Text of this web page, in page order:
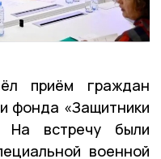
приём граждан
фонда «Защитники
На встречу были
военной